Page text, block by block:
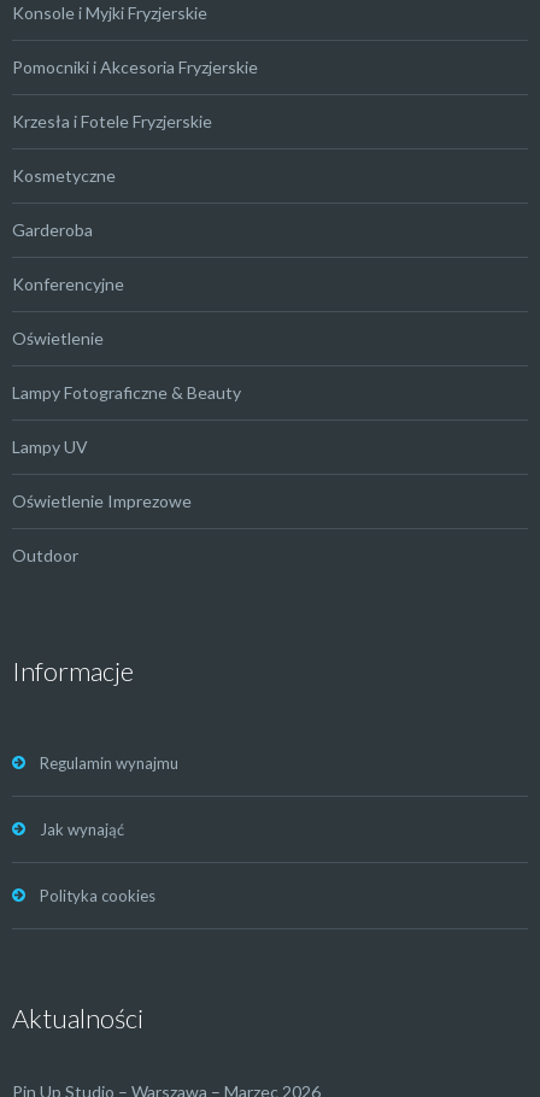
Konsole i Myjki Fryzjerskie
Pomocniki i Akcesoria Fryzjerskie
Krzesła i Fotele Fryzjerskie
Kosmetyczne
Garderoba
Konferencyjne
Oświetlenie
Lampy Fotograficzne & Beauty
Lampy UV
Oświetlenie Imprezowe
Outdoor
Informacje
Regulamin wynajmu
Jak wynająć
Polityka cookies
Aktualności
Pin Up Studio – Warszawa – Marzec 2026